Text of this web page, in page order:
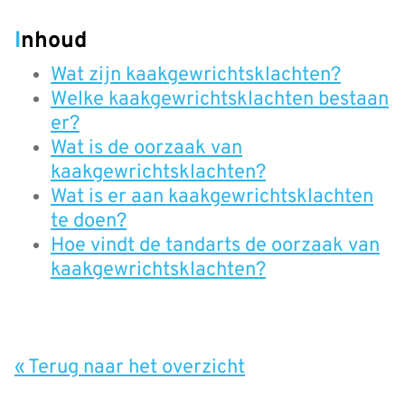
Inhoud
Wat zijn kaakgewrichtsklachten?
Welke kaakgewrichtsklachten bestaan
er?
Wat is de oorzaak van
kaakgewrichtsklachten?
Wat is er aan kaakgewrichtsklachten
te doen?
Hoe vindt de tandarts de oorzaak van
kaakgewrichtsklachten?
« Terug naar het overzicht